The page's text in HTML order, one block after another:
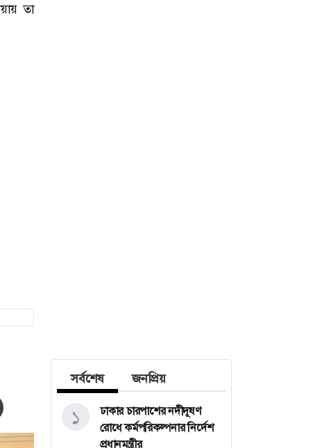
তা
সর্বশেষ জনপ্রিয়
ঢাকার চারপাশের নদীদূষণ
রোধে কর্মপরিকল্পনার নির্দেশ
প্রধানমন্ত্রীর
১